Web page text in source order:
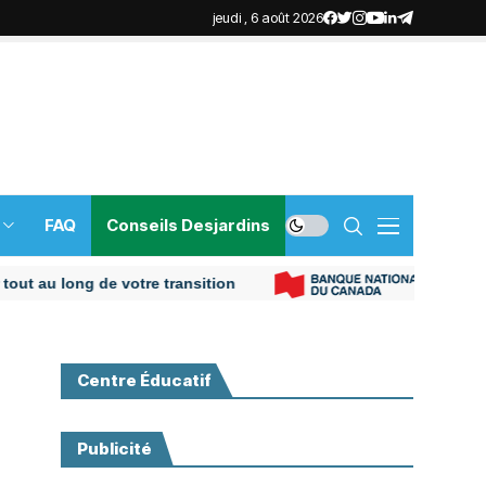
jeudi , 6 août 2026
FAQ Conseils Desjardins
long de votre transition
Centre Éducatif
Publicité